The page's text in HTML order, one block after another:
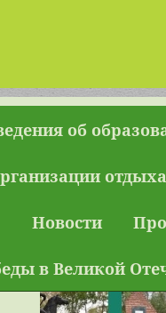
об
Новости
в Великой